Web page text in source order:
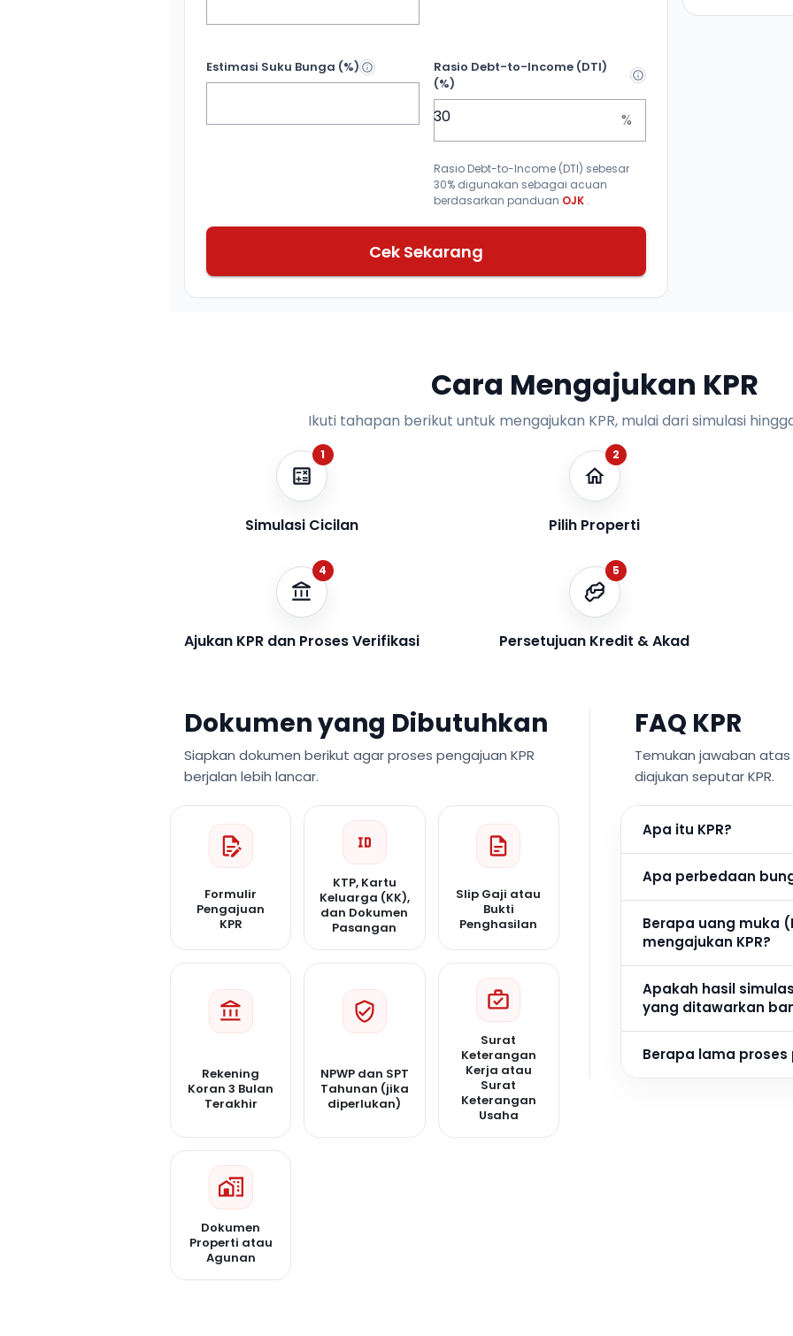
Estimasi Suku Bunga (%)
Rasio Debt-to-Income (DTI)
(%)
%
Rasio Debt-to-Income (DTI) sebesar
30% digunakan sebagai acuan
berdasarkan panduan OJK .
Cek Sekarang
Cara Mengajukan KPR
Ikuti tahapan berikut untuk mengajukan KPR, mulai dari simulasi
1
Simulasi Cicilan
2
Pilih Properti
4
Ajukan KPR dan Proses Verifikasi
5
Persetujuan Kredit & Akad
Dokumen yang Dibutuhkan
Siapkan dokumen berikut agar proses pengajuan KPR
berjalan lebih lancar.
Formulir
Pengajuan
KPR
KTP, Kartu
Keluarga (KK),
dan Dokumen
Pasangan
Slip Gaji atau
Bukti
Penghasilan
Rekening
Koran 3 Bulan
Terakhir
NPWP dan SPT
Tahunan (jika
diperlukan)
Surat
Keterangan
Kerja atau
Surat
Keterangan
Usaha
Dokumen
Properti atau
Agunan
FAQ KPR
Temukan jawaban
diajukan seputar KPR.
Apa itu KPR?
Apa perbedaan
Berapa uang muka
mengajukan KPR?
Apakah hasil
yang ditawarkan
Berapa lama proses